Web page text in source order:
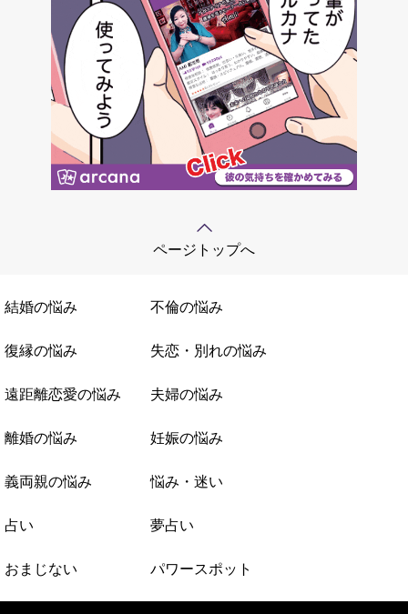
ページトップへ
結婚の悩み 不倫の悩み
復縁の悩み 失恋・別れの悩み
遠距離恋愛の悩み 夫婦の悩み
離婚の悩み 妊娠の悩み
義両親の悩み 悩み・迷い
占い 夢占い
おまじない パワースポット